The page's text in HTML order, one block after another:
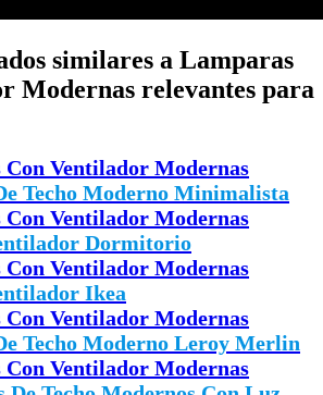
similares a Lamparas
Modernas relevantes para
Techo Moderno Minimalista
Dormitorio
Ikea
Techo Moderno Leroy Merlin